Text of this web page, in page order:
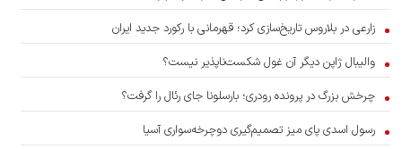
زارعی در بلاروس تاریخ‌سازی کرد؛ قهرمانی با رکورد جدید ایران
والیبال ژاپن دیگر آن غول شکست‌ناپذیر نیست؟
چرخش بزرگ در پرونده رودری؛ بارسلونا جای رئال را گرفت؟
رسول اسدی پای میز تصمیم‌گیری دوچرخه‌سواری آسیا